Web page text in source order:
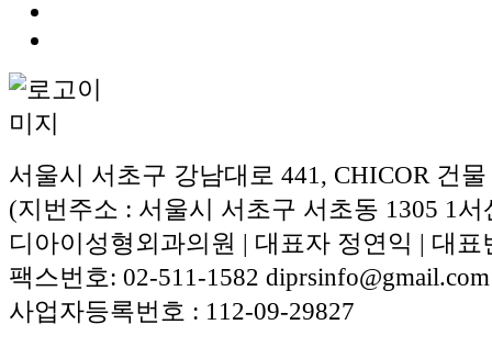
서울시 서초구 강남대로 441, CHICOR 건물
(지번주소 : 서울시 서초구 서초동 1305 1서
디아이성형외과의원 | 대표자 정연익 | 대표
팩스번호: 02-511-1582 diprsinfo@gmail.com
사업자등록번호 : 112-09-29827